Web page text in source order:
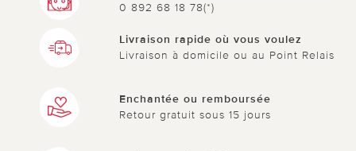
0 892 68 18 78(*)
Livraison rapide où vous voulez
Livraison à domicile ou au Point Relais
Enchantée ou remboursée
Retour gratuit sous 15 jours